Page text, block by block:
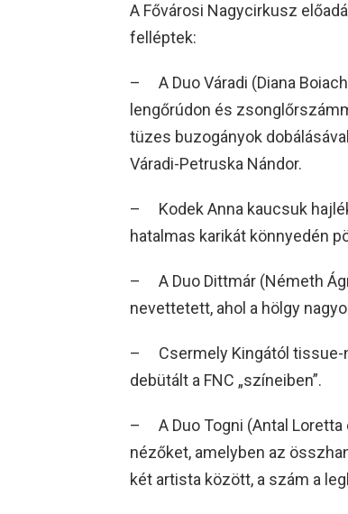
A Fővárosi Nagycirkusz
felléptek:
– A Duo Váradi (Diana
lengőrúdon és
tüzes buzogányok
Váradi-Petruska Nándor.
– Kodek Anna kaucsuk
hatalmas karikát könnyedén
– A Duo Dittmár (Németh
nevettetett, ahol a hölgy
– Csermely Kingától tissue-
debütált a FNC „színeiben”.
– A Duo Togni (Antal Loretta
nézőket, amelyben az
két artista között, a szám a